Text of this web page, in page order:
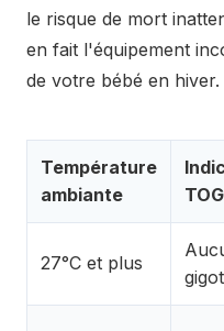
le risque de mort
en fait l'équipement
de votre bébé en hiver.
Température
ambiante
TOG
27°C et plus